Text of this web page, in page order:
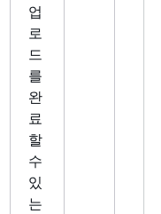
업
로
드
를
완
료
할
수
있
는